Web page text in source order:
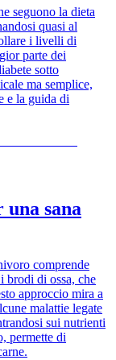
seguono la dieta
quasi al
i livelli di
parte dei
sotto
ma semplice,
e la guida di
sana
comprende
brodi di ossa, che
approccio mira a
malattie legate
sui nutrienti
permette di